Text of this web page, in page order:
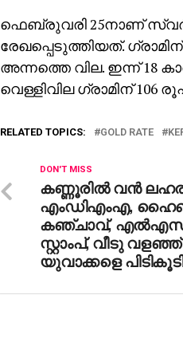
ഫെബ്രുവരി 25നാണ്
രേഖപ്പെടുത്തിയത്.
അന്നത്തെ വില. ഇന്ന് 18
വെള്ളിവില ഗ്രാമിന്
RELATED TOPICS: GOLD RATE
DON'T MISS
കണ്ണൂരിൽ വൻ
എംഡിഎംഎ,
കഞ്ചാവ്,
സ്റ്റാംപ്, വീടു വളഞ്ഞ്
യുവാക്കളെ പിടികൂടി